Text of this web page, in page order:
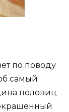
по поводу
самый
половиц